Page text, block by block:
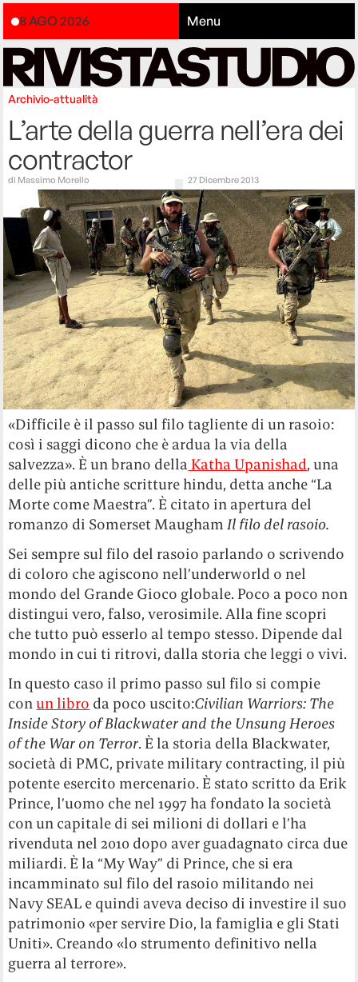
8 AGO 2026 Menu
Archivio-attualità
L’arte della guerra nell’era dei
contractor
di Massimo Morello 27 Dicembre 2013
«Difficile è il passo sul filo tagliente di un rasoio:
così i saggi dicono che è ardua la via della
salvezza». È un brano della Katha Upanishad, una
delle più antiche scritture hindu, detta anche “La
Morte come Maestra”. È citato in apertura del
romanzo di Somerset Maugham Il filo del rasoio.
Sei sempre sul filo del rasoio parlando o scrivendo
di coloro che agiscono nell’underworld o nel
mondo del Grande Gioco globale. Poco a poco non
distingui vero, falso, verosimile. Alla fine scopri
che tutto può esserlo al tempo stesso. Dipende dal
mondo in cui ti ritrovi, dalla storia che leggi o vivi.
In questo caso il primo passo sul filo si compie
conun libro da poco uscito:Civilian Warriors: The
Inside Story of Blackwater and the Unsung Heroes
of the War on Terror. È la storia della Blackwater,
società di PMC, private military contracting, il più
potente esercito mercenario. È stato scritto da Erik
Prince, l’uomo che nel 1997 ha fondato la società
con un capitale di sei milioni di dollari e l’ha
rivenduta nel 2010 dopo aver guadagnato circa due
miliardi. È la “My Way” di Prince, che si era
incamminato sul filo del rasoio militando nei
Navy SEAL e quindi aveva deciso di investire il suo
patrimonio «per servire Dio, la famiglia e gli Stati
Uniti». Creando «lo strumento definitivo nella
guerra al terrore».